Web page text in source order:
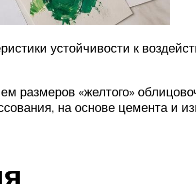
устойчивости к
размеров «желтого»
на основе цемента и